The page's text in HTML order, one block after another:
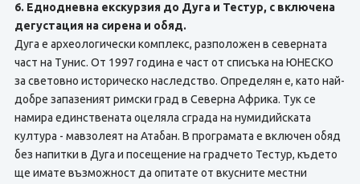
6. Еднодневна екскурзия до Дуга и Тестур, с включена
дегустация на сирена и обяд.
Дуга е археологически комплекс, разположен в северната
част на Тунис. От 1997 година е част от списъка на ЮНЕСКО
за световно историческо наследство. Определян е, като най-
добре запазеният римски град в Северна Африка. Тук се
намира единствената оцеляла сграда на нумидийската
култура - мавзолеят на Атабан. В програмата е включен обяд
без напитки в Дуга и посещение на градчето Тестур, където
ще имате възможност да опитате от вкусните местни